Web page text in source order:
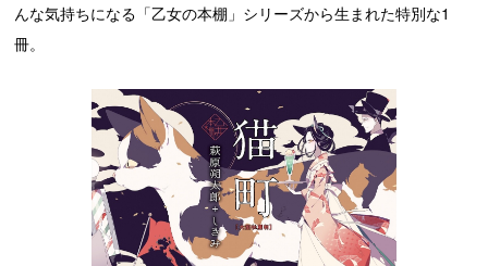
んな気持ちになる「乙女の本棚」シリーズから生まれた特別な1
冊。